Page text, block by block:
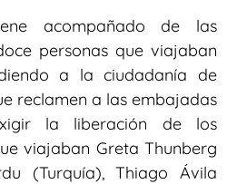
acompañado de las
personas que viajaban
a la ciudadanía de
reclamen a las embajadas
la liberación de los
viajaban Greta Thunberg
(Turquía), Thiago Ávila